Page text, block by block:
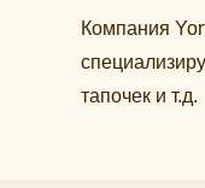
Компания
тапочек и т.д.